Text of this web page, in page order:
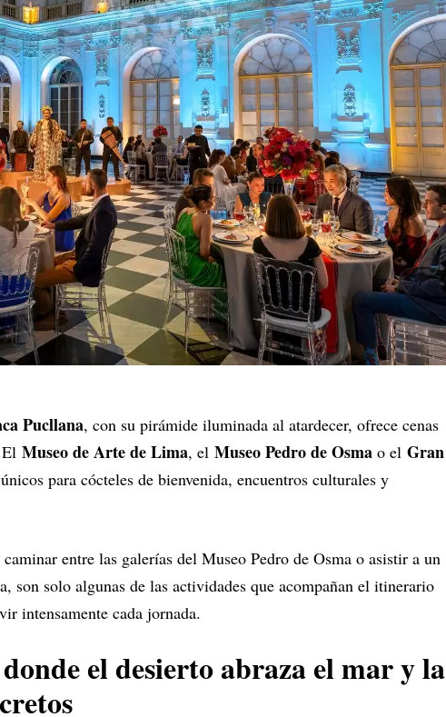
Pucllana, con su pirámide iluminada al atardecer, ofrece cenas
Museo de Arte de Lima, el Museo Pedro de Osma o el Gran
para cócteles de bienvenida, encuentros culturales y
entre las galerías del Museo Pedro de Osma o asistir a un
son solo algunas de las actividades que acompañan el itinerario
intensamente cada jornada.
el desierto abraza el mar y la